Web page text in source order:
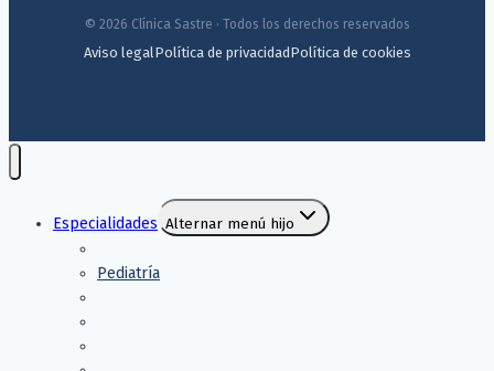
© 2026 Clínica Sastre · Todos los derechos reservados
Aviso legal Política de privacidadPolítica de cookies
Especialidades Alternar menú hijo
Pediatría